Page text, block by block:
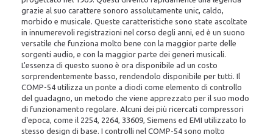
grazie al suo carattere sonoro assolutamente unic, caldo,
morbido e musicale. Queste caratteristiche sono state ascoltate
in innumerevoli registrazioni nel corso degli anni, ed è un suono
versatile che funziona molto bene con la maggior parte delle
sorgenti audio, e con la maggior parte dei generi musicali.
L'essenza di questo suono è ora disponibile ad un costo
sorprendentemente basso, rendendolo disponibile per tutti. Il
COMP-54 utilizza un ponte a diodi come elemento di controllo
del guadagno, un metodo che viene apprezzato per il suo modo
di funzionamento regolare. Alcuni dei più ricercati compressori
d'epoca, come il 2254, 2264, 33609, Siemens ed EMI utilizzato lo
stesso design di base. I controlli nel COMP-54 sono molto